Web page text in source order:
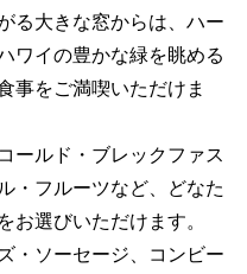
る大きな窓からは、ハー
ワイの豊かな緑を眺める
事をご満喫いただけま
ールド・ブレックファス
・フルーツなど、どなた
お選びいただけます。
・ソーセージ、コンビー